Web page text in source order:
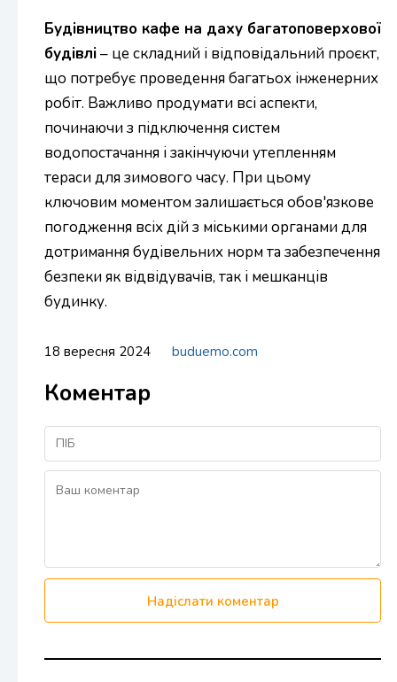
Будівництво кафе на даху багатоповерхової
будівлі– це складний і відповідальний проєкт,
що потребує проведення багатьох інженерних
робіт. Важливо продумати всі аспекти,
починаючи з підключення систем
водопостачання і закінчуючи утепленням
тераси для зимового часу. При цьому
ключовим моментом залишається обов'язкове
погодження всіх дій з міськими органами для
дотримання будівельних норм та забезпечення
безпеки як відвідувачів, так і мешканців
будинку.
18 вересня 2024 buduemo.com
Коментар
Надіслати коментар